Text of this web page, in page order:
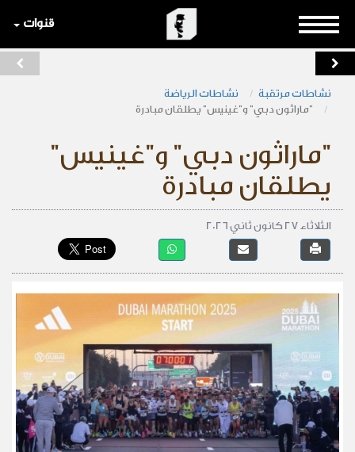
قنوات
نشاطات مرتقبة
نشاطات الرياضة
"ماراثون دبي" و"غينيس" يطلقان مبادرة
"ماراثون دبي" و"غينيس"
يطلقان مبادرة
الثلاثاء 27 كانون ثاني 2026